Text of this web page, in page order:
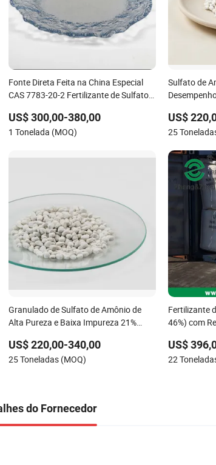
Fonte Direta Feita na China Especial
CAS 7783-20-2 Fertilizante de Sulfato
Aumento de Rendimento de Culturas
US$ 300,00-380,00
1 Tonelada (MOQ)
Sulfato de
US$
25
Granulado de Sulfato de Amônio de
Alta Pureza e Baixa Impureza 21%
US$ 220,00-340,00
25 Toneladas (MOQ)
Fertilizante
46%) com
US$
22
do Fornecedor